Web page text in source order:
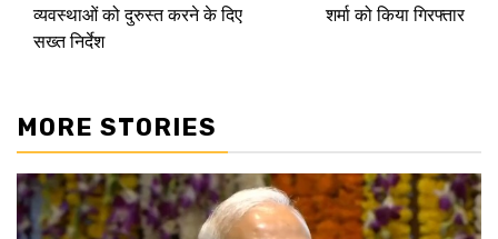
व्यवस्थाओं को दुरुस्त करने के दिए
सख्त निर्देश
शर्मा को किया गिरफ्तार
MORE STORIES